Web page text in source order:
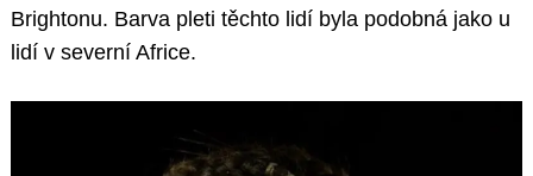
Brightonu. Barva pleti těchto lidí byla podobná jako u
lidí v severní Africe.